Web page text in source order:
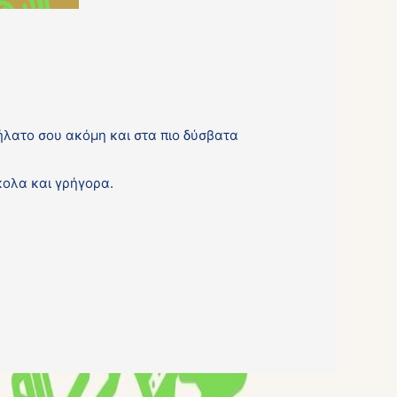
σου ακόμη και στα πιο δύσβατα
και γρήγορα.